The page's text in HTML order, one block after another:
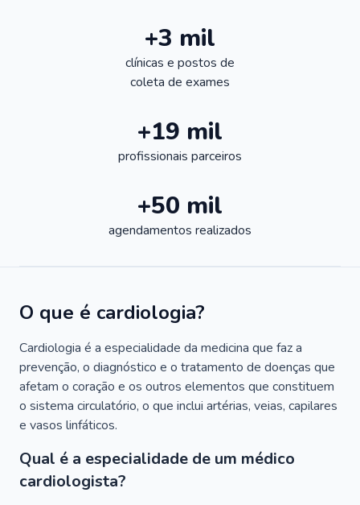
+3 mil
clínicas e postos de
coleta de exames
+19 mil
profissionais parceiros
+50 mil
agendamentos realizados
O que é cardiologia?
Cardiologia é a especialidade da medicina que faz a
prevenção, o diagnóstico e o tratamento de doenças que
afetam o coração e os outros elementos que constituem
o sistema circulatório, o que inclui artérias, veias, capilares
e vasos linfáticos.
Qual é a especialidade de um médico
cardiologista?